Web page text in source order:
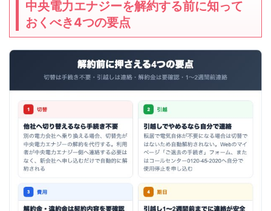
中央電力エナジーを解約する前に知って
おくべき4つの要点